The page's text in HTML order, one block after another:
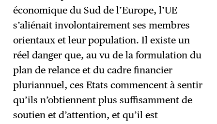
économique du Sud de l’Europe, l’UE
s’aliénait involontairement ses membres
orientaux et leur population. Il existe un
réel danger que, au vu de la formulation du
plan de relance et du cadre financier
pluriannuel, ces Etats commencent à sentir
qu’ils n’obtiennent plus suffisamment de
soutien et d’attention, et qu’il est